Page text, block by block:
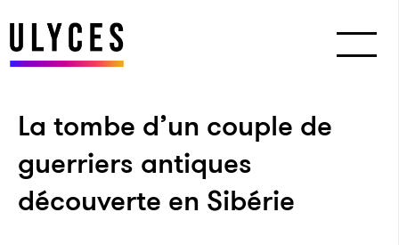
La tombe d’un couple de
guerriers antiques
découverte en Sibérie